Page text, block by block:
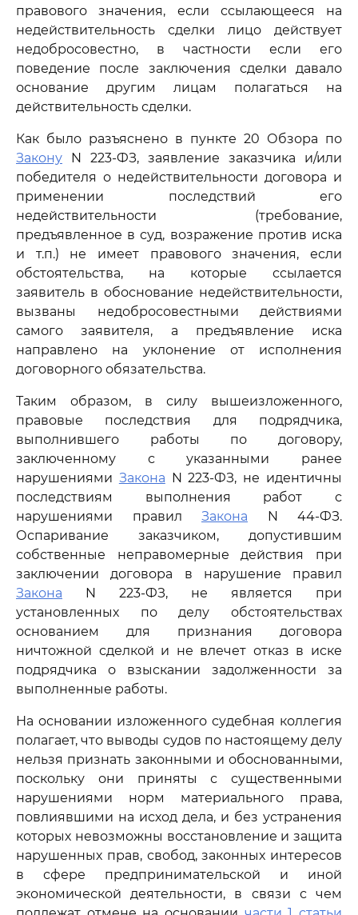
правового значения, если ссылающееся на
недействительность сделки лицо действует
недобросовестно, в частности если его
поведение после заключения сделки давало
основание другим лицам полагаться на
действительность сделки.
Как было разъяснено в пункте 20 Обзора по
Закону N 223-ФЗ, заявление заказчика и/или
победителя о недействительности договора и
применении последствий его
недействительности (требование,
предъявленное в суд, возражение против иска
и т.п.) не имеет правового значения, если
обстоятельства, на которые ссылается
заявитель в обоснование недействительности,
вызваны недобросовестными действиями
самого заявителя, а предъявление иска
направлено на уклонение от исполнения
договорного обязательства.
Таким образом, в силу вышеизложенного,
правовые последствия для подрядчика,
выполнившего работы по договору,
заключенному с указанными ранее
нарушениями Закона N 223-ФЗ, не идентичны
последствиям выполнения работ с
нарушениями правил Закона N 44-ФЗ.
Оспаривание заказчиком, допустившим
собственные неправомерные действия при
заключении договора в нарушение правил
Закона N 223-ФЗ, не является при
установленных по делу обстоятельствах
основанием для признания договора
ничтожной сделкой и не влечет отказ в иске
подрядчика о взыскании задолженности за
выполненные работы.
На основании изложенного судебная коллегия
полагает, что выводы судов по настоящему делу
нельзя признать законными и обоснованными,
поскольку они приняты с существенными
нарушениями норм материального права,
повлиявшими на исход дела, и без устранения
которых невозможны восстановление и защита
нарушенных прав, свобод, законных интересов
в сфере предпринимательской и иной
экономической деятельности, в связи с чем